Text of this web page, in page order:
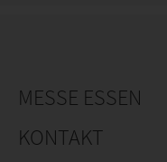
Antriebstechnik.
Direktor und
seinem langen
MESSE ESSEN
KONTAKT